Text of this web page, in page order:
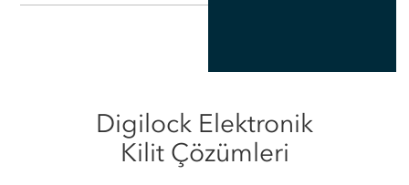
Digilock Elektronik
Kilit Çözümleri